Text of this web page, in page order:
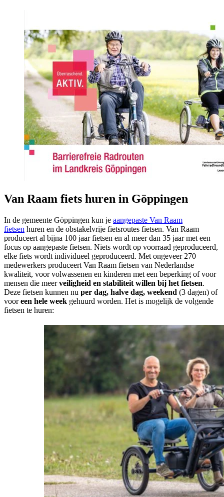
Van Raam fiets huren in Göppingen
In de gemeente Göppingen kun je aangepaste Van Raam
fietsen huren en de obstakelvrije fietsroutes fietsen. Van Raam
produceert al bijna 100 jaar fietsen en al meer dan 35 jaar met een
focus op aangepaste fietsen. Niets wordt op voorraad geproduceerd,
elke fiets wordt individueel geproduceerd. Met ongeveer 270
medewerkers produceert Van Raam fietsen van Nederlandse
kwaliteit, voor volwassenen en kinderen met een beperking of voor
mensen die meerveiligheid en stabiliteit willen bij het fietsen.
Deze fietsen kunnen nu per dag, halve dag, weekend (3 dagen) of
vooreen hele week gehuurd worden. Het is mogelijk de volgende
fietsen te huren: